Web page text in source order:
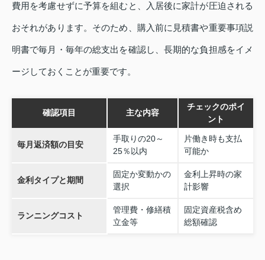
費用を考慮せずに予算を組むと、入居後に家計が圧迫される
おそれがあります。そのため、購入前に見積書や重要事項説
明書で毎月・毎年の総支出を確認し、長期的な負担感をイメ
ージしておくことが重要です。
確認項目 主な内容
チェックのポイ
ント
毎月返済額の目安
手取りの20～
25％以内
片働き時も支払
可能か
金利タイプと期間
固定か変動かの
選択
金利上昇時の家
計影響
ランニングコスト
管理費・修繕積
立金等
固定資産税含め
総額確認